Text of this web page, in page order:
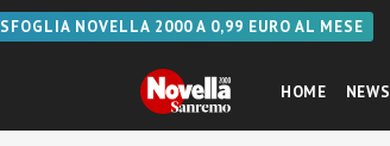
SFOGLIA NOVELLA 2000 A 0,99 EURO AL MESE
HOME NEWS